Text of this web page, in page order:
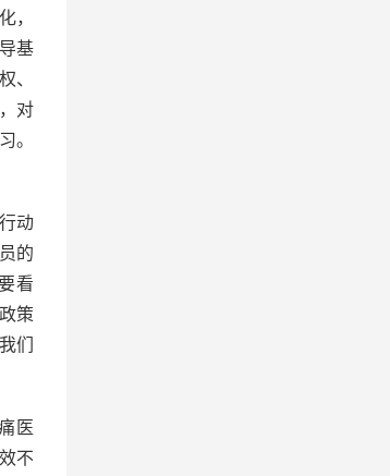
，
基
、
对
。
动
的
看
策
们
医
不